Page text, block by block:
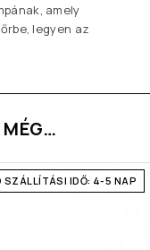
amely
legyen az
SZÁLLÍTÁSI IDŐ: 4-5 NAP